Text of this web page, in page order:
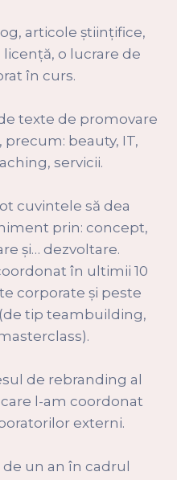
articole științifice,
o lucrare de
în curs.
texte de promovare
beauty, IT,
servicii.
cuvintele să dea
prin: concept,
și… dezvoltare.
în ultimii 10
corporate și peste
tip teambuilding,
de rebranding al
l-am coordonat
externi.
un an în cadrul